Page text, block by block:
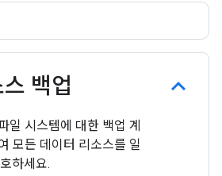
백업
일 시스템에 대한 백업 계
모든 데이터 리소스를 일
하세요.